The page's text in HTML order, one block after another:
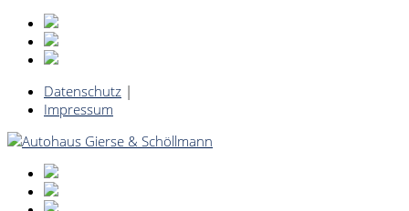
Datenschutz |
Impressum